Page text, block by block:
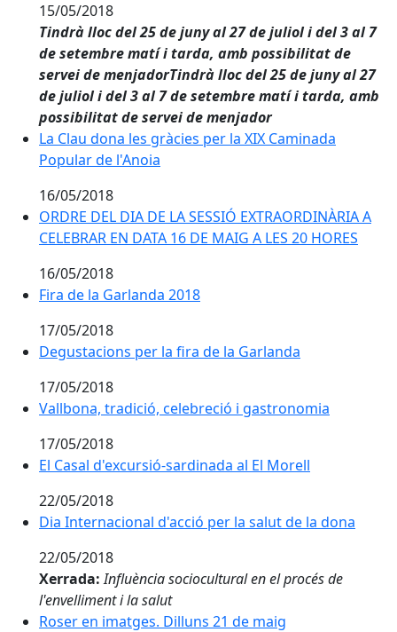
15/05/2018
Tindrà lloc del 25 de juny al 27 de juliol i del 3 al 7
de setembre matí i tarda, amb possibilitat de
servei de menjadorTindrà lloc del 25 de juny al 27
de juliol i del 3 al 7 de setembre matí i tarda, amb
possibilitat de servei de menjador
La Clau dona les gràcies per la XIX Caminada
La Clau dona les gràcies per la XIX Caminada
Popular de l'Anoia
16/05/2018
ORDRE DEL DIA DE LA SESSIÓ EXTRAORDINÀRIA A
ORDRE DEL DIA DE LA SESSIÓ EXTRAORDINÀRIA A
CELEBRAR EN DATA 16 DE MAIG A LES 20 HORES
16/05/2018
Fira de la Garlanda 2018
Fira de la Garlanda 2018
17/05/2018
Degustacions per la fira de la Garlanda
Degustacions per la fira de la Garlanda
17/05/2018
Vallbona, tradició, celebreció i gastronomia
Vallbona, tradició, celebreció i gastronomia
17/05/2018
El Casal d'excursió-sardinada al El Morell
El Casal d'excursió-sardinada al El Morell
22/05/2018
Dia Internacional d'acció per la salut de la dona
Dia Internacional d'acció per la salut de la dona
22/05/2018
Xerrada:Influència sociocultural en el procés de
l'envelliment i la salut
Roser en imatges. Dilluns 21 de maig
Roser en imatges. Dilluns 21 de maig